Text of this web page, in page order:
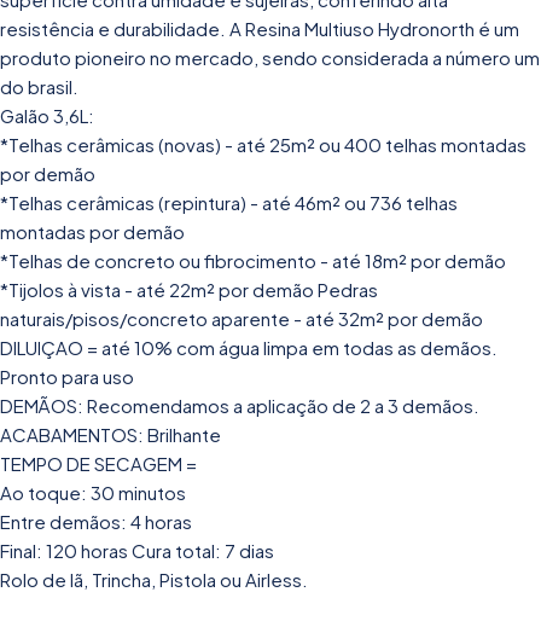
resistência e durabilidade. A Resina Multiuso Hydronorth é um
produto pioneiro no mercado, sendo considerada a número um
do brasil.
Galão 3,6L:
*Telhas cerâmicas (novas) - até 25m² ou 400 telhas montadas
por demão
*Telhas cerâmicas (repintura) - até 46m² ou 736 telhas
montadas por demão
*Telhas de concreto ou fibrocimento - até 18m² por demão
*Tijolos à vista - até 22m² por demão Pedras
naturais/pisos/concreto aparente - até 32m² por demão
DILUIÇAO = até 10% com água limpa em todas as demãos.
Pronto para uso
DEMÃOS: Recomendamos a aplicação de 2 a 3 demãos.
ACABAMENTOS: Brilhante
TEMPO DE SECAGEM =
Ao toque: 30 minutos
Entre demãos: 4 horas
Final: 120 horas Cura total: 7 dias
Rolo de lã, Trincha, Pistola ou Airless.